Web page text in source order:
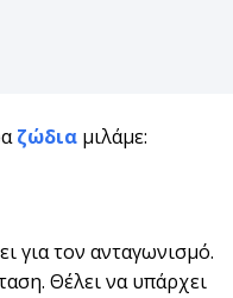
ζώδια μιλάμε:
για τον ανταγωνισμό.
Θέλει να υπάρχει